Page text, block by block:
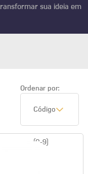
sua ideia em
Ordenar por:
Código
(0-9)